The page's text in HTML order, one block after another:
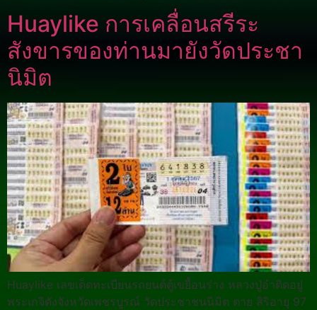
Huaylike การเคลื่อนสรีระ
สังขารของท่านมายังวัดประชา
นิมิต
Huaylike เลขเด็ดทะเบียนรถยนต์ตู้เขยื้อนร่าง หลวงปู่อำติดอยู่
พระเกจิดังจังหวัดเพชรบูรณ์ วัดประชาชนนิมิต ตาย สิริอายุ 97